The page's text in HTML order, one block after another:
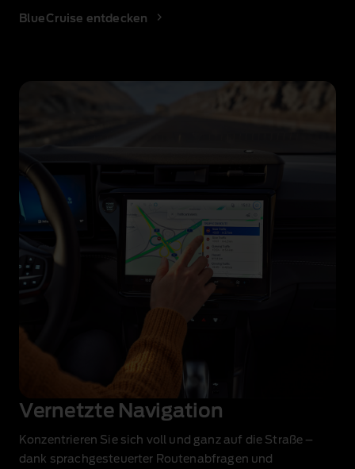
des
BlueCruise entdecken
Vernetzte Navigation
Konzentrieren Sie sich voll und ganz auf die Straße –
dank sprachgesteuerter Routenabfragen und